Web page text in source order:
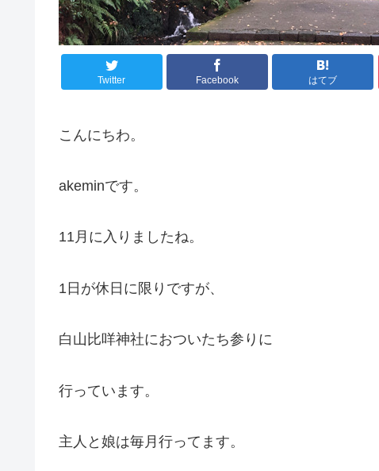
Twitter Facebook はてブ
こんにちわ。
akeminです。
11月に入りましたね。
1日が休日に限りですが、
白山比咩神社におついたち参りに
行っています。
主人と娘は毎月行ってます。